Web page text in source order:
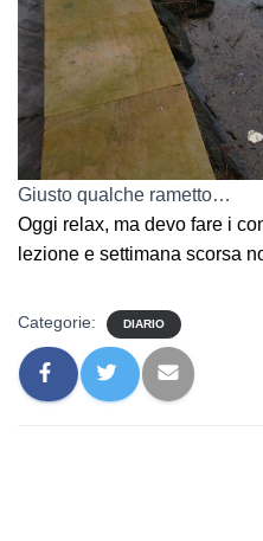
Giusto qualche rametto…
Oggi relax, ma devo fare i
lezione e settimana scorsa
Categorie: DIARIO